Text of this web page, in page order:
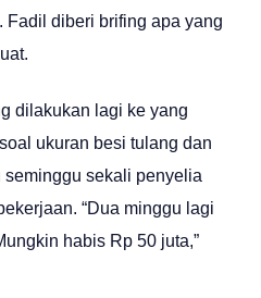
Fadil diberi brifing apa yang
dilakukan lagi ke yang
ukuran besi tulang dan
sekali penyelia
“Dua minggu lagi
habis Rp 50 juta,”